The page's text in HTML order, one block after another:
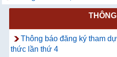
Thông báo đăng ký tham
thức lần thứ 4